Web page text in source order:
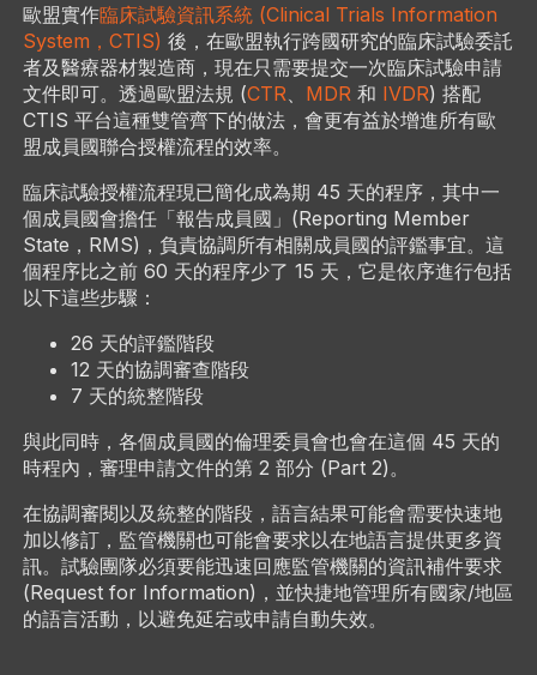
歐盟實作臨床試驗資訊系統 (Clinical Trials Information
System，CTIS) 後，在歐盟執行跨國研究的臨床試驗委託
者及醫療器材製造商，現在只需要提交一次臨床試驗申請
文件即可。透過歐盟法規 (CTR MDR 和 IVDR) 搭配
CTIS 平台這種雙管齊下的做法，會更有益於增進所有歐
盟成員國聯合授權流程的效率。
臨床試驗授權流程現已簡化成為期 45 天的程序，其中一
個成員國會擔任「報告成員國」(Reporting Member
State，RMS)，負責協調所有相關成員國的評鑑事宜。這
個程序比之前 60 天的程序少了 15 天，它是依序進行包括
以下這些步驟：
26 天的評鑑階段
12 天的協調審查階段
7 天的統整階段
與此同時，各個成員國的倫理委員會也會在這個 45 天的
時程內，審理申請文件的第 2 部分 (Part 2)。
在協調審閱以及統整的階段，語言結果可能會需要快速地
加以修訂，監管機關也可能會要求以在地語言提供更多資
訊。試驗團隊必須要能迅速回應監管機關的資訊補件要求
(Request for Information)，並快捷地管理所有國家/地區
的語言活動，以避免延宕或申請自動失效。